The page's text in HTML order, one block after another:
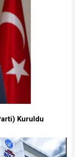
Kuruldu